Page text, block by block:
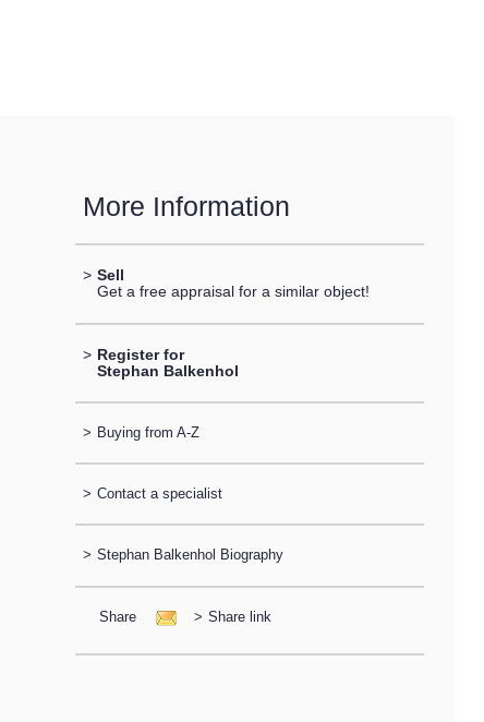
More Information
> Sell
Get a free appraisal for a similar object!
> Register for
Stephan Balkenhol
> Buying from A-Z
> Contact a specialist
> Stephan Balkenhol Biography
Share > Share link